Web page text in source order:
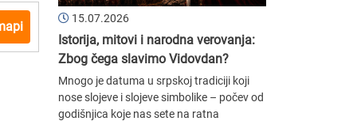
15.07.2026
Istorija, mitovi i narodna verovanja:
Zbog čega slavimo Vidovdan?
Mnogo je datuma u srpskoj tradiciji koji
nose slojeve i slojeve simbolike – počev od
godišnjica koje nas sete na ratna